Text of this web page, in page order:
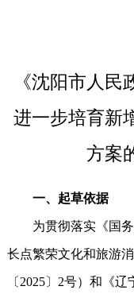
《沈阳市人
进一步培育新
方案
一、起草依据
为贯彻落实《国务
长点繁荣文化和旅游
〔2025〕2号）和《